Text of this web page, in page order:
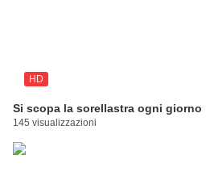
HD
Si scopa la sorellastra ogni giorno
145 visualizzazioni